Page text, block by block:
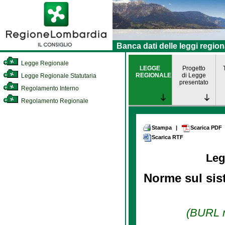
Banca dati delle leggi
Legge Regionale
Legge Regionale Statutaria
Regolamento Interno
Regolamento Regionale
LEGGE
REGIONALE
Progetto
di Legge
presentato
Stampa |
Scarica PDF
Scarica RTF
Norme sul
(BURL